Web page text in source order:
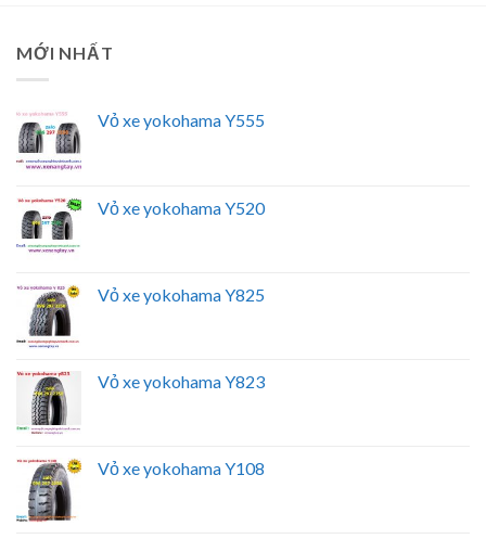
MỚI NHẤT
Vỏ xe yokohama Y555
Vỏ xe yokohama Y520
Vỏ xe yokohama Y825
Vỏ xe yokohama Y823
Vỏ xe yokohama Y108